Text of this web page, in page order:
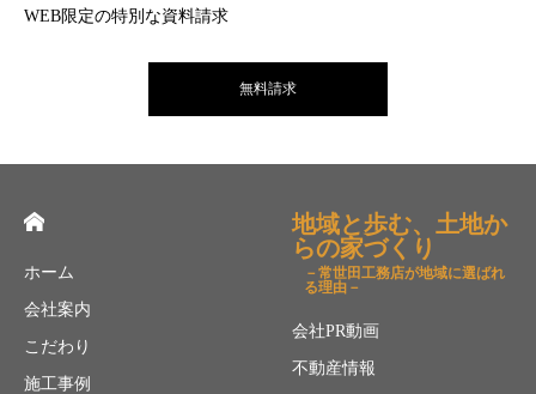
WEB限定の特別な資料請求
無料請求
ホーム
会社案内
こだわり
施工事例
地域と歩む、土地か
らの家づくり
－常世田工務店が地域に選ばれ
る理由－
会社PR動画
不動産情報